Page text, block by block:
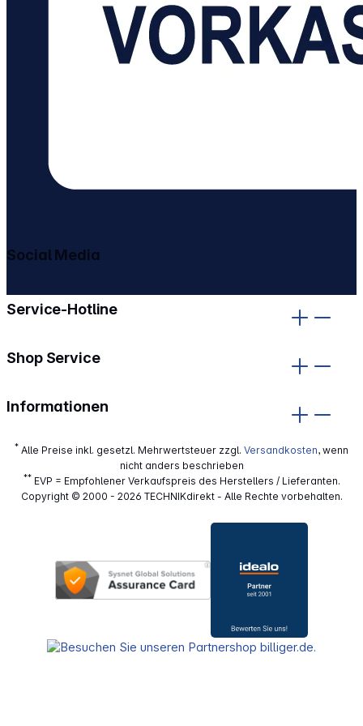
Service-Hotline
Shop Service
Informationen
Social Media
* Alle Preise inkl. gesetzl. Mehrwertsteuer zzgl. Versandkosten, wenn
nicht anders beschrieben
**EVP = Empfohlener Verkaufspreis des Herstellers / Lieferanten.
Copyright © 2000 - 2026 TECHNIKdirekt - Alle Rechte vorbehalten.